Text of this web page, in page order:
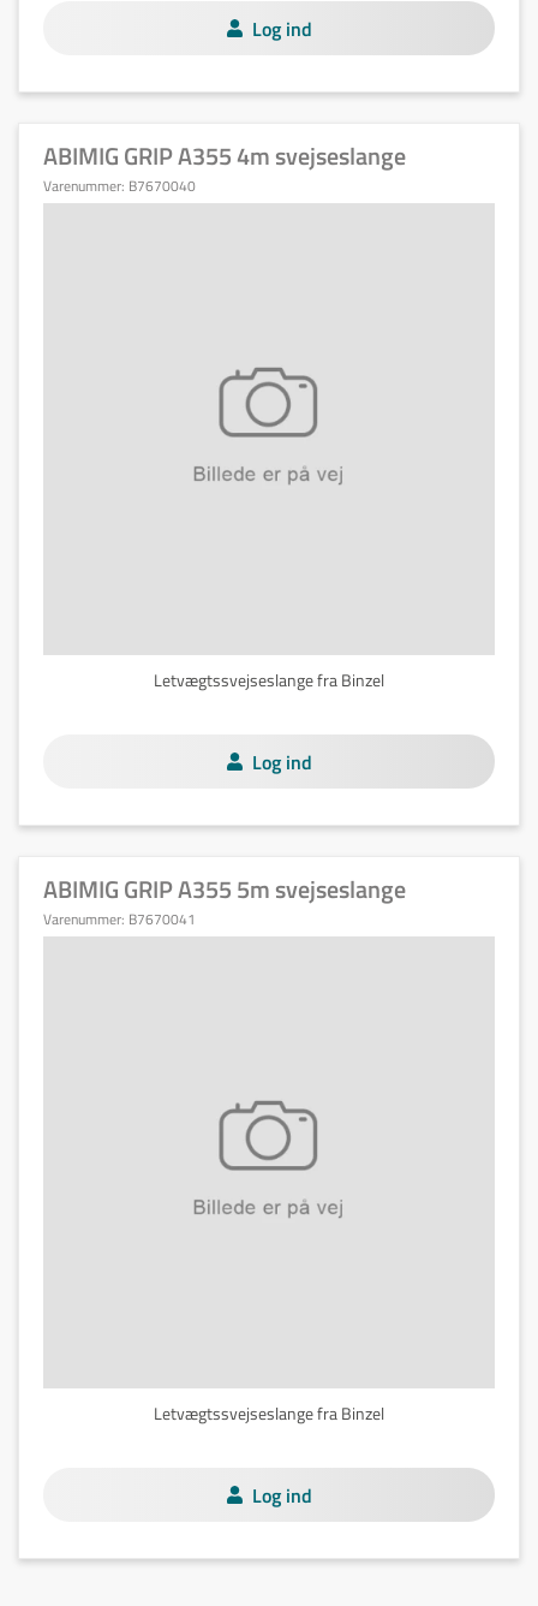
Log ind
ABIMIG GRIP A355 4m svejseslange
Varenummer: B7670040
Letvægtssvejseslange fra Binzel
Log ind
ABIMIG GRIP A355 5m svejseslange
Varenummer: B7670041
Letvægtssvejseslange fra Binzel
Log ind